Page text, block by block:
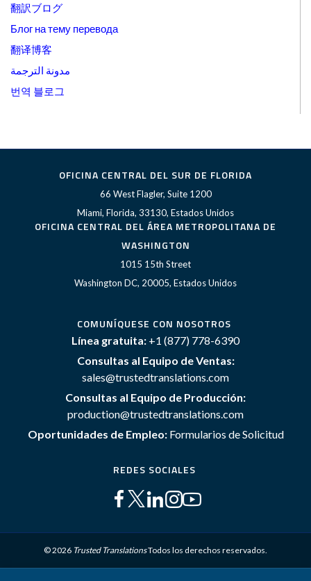
翻訳ブログ
Блог на тему перевода
翻译博客
مدونة الترجمة
번역 블로그
OFICINA CENTRAL DEL SUR DE FLORIDA
66 West Flagler, Suite 1200
Miami, Florida, 33130, Estados Unidos
OFICINA CENTRAL DEL ÁREA METROPOLITANA DE
WASHINGTON
1015 15th Street
Washington DC, 20005, Estados Unidos
COMUNÍQUESE CON NOSOTROS
Línea gratuita: +1 (877) 778-6390
Consultas al Equipo de Ventas:
sales@trustedtranslations.com
Consultas al Equipo de Producción:
production@trustedtranslations.com
Oportunidades de Empleo: Formularios de Solicitud
REDES SOCIALES
© 2026 Trusted TranslationsTodos los derechos reservados.